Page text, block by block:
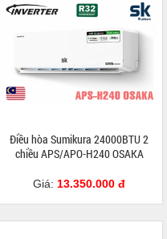
Điều hòa Sumikura 24000BTU 2
chiều APS/APO-H240 OSAKA
Giá: 13.350.000 đ